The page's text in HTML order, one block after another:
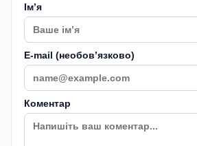
Імʼя
E-mail (необовʼязково)
Коментар